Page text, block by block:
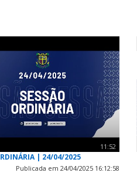
11:52
| 24/04/2025
Publicada em 24/04/2025 16:12:58